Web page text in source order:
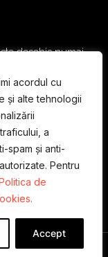
acordul cu
și alte tehnologii
a
spam și anti-
Pentru
de
Accept
deschis numai
IT